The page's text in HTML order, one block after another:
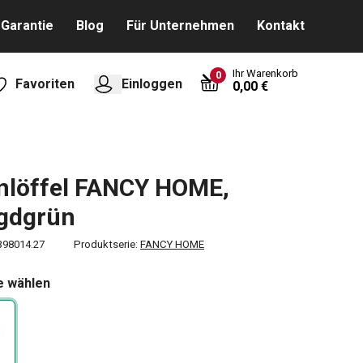
Garantie Blog Für Unternehmen Kontakt
Favoriten Einloggen
0 Ihr Warenkorb
0,00 €
FANCY HOME,
Produktserie: FANCY HOME
wählen